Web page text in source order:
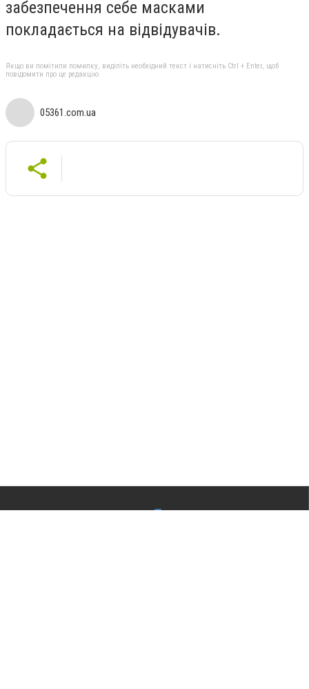
забезпечення себе масками
покладається на відвідувачів.
Якщо ви помітили помилку, виділіть необхідний текст і натисніть Ctrl + Enter, щоб
повідомити про це редакцію
05361.com.ua